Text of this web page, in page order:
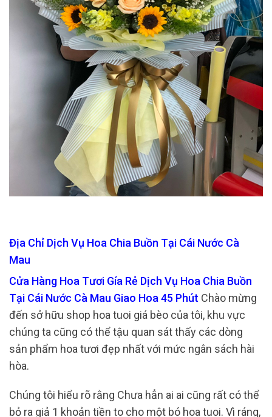
Địa Chỉ Dịch Vụ Hoa Chia Buồn Tại Cái Nước Cà
Mau
Cửa Hàng Hoa Tươi Gía Rẻ Dịch Vụ Hoa Chia Buồn
Tại Cái Nước Cà Mau Giao Hoa 45 Phút Chào mừng
đến sở hữu shop hoa tuoi giá bèo của tôi, khu vực
chúng ta cũng có thể tậu quan sát thấy các dòng
sản phẩm hoa tươi đẹp nhất với mức ngân sách hài
hòa.
Chúng tôi hiểu rõ rằng Chưa hẳn ai ai cũng rất có thể
bỏ ra giả 1 khoản tiền to cho một bó hoa tuoi. Vì ráng,